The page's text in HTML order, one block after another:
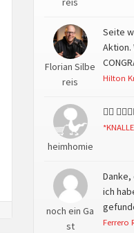
Florian Silbe
reis
Seite
Aktion.
Hilton
heimhomie
👍🏻
noch ein Ga
st
ich
Ferrero